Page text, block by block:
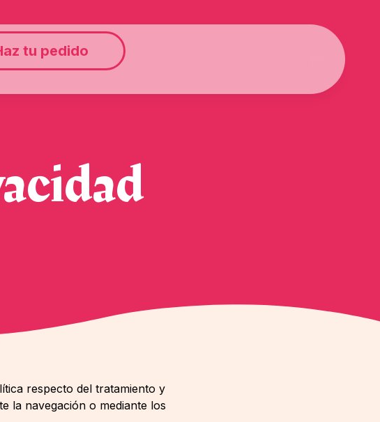
tu pedido
respecto del tratamiento y
la navegación o mediante los